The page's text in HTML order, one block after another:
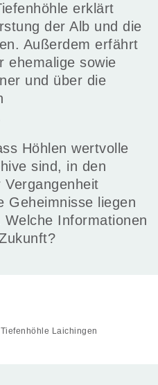
erklärt
der Alb und die
Außerdem erfährt
ehemalige sowie
und über die
Höhlen wertvolle
sind, in den
Geheimnisse liegen
Informationen
Laichingen